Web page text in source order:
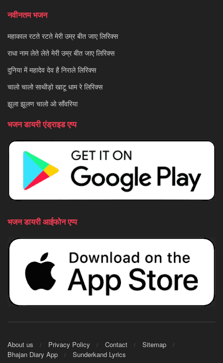
नवीनतम भजन
महाकाल रटते रटते मेरी उम्र बीत जाए लिरिक्स
राधा नाम लेते लेते मेरी उम्र बीत जाए लिरिक्स
दुनिया में महादेव देव है निराले लिरिक्स
चालो चालो साथीड़ो खाटू धाम रे लिरिक्स
झूला झूलण चालो ओ साँवरिया
भजन डायरी एंड्राइड एप्प
भजन डायरी आईफोन एप्प
About us Privacy Policy Contact
Sitemap
Bhajan Diary App
Sunderkand Lyrics